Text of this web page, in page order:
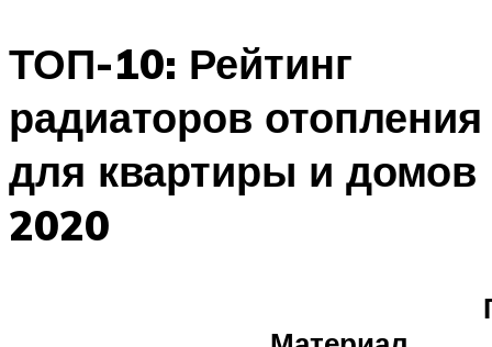
ТОП-10: Рейтинг
радиаторов отопления
для квартиры и домов
2020